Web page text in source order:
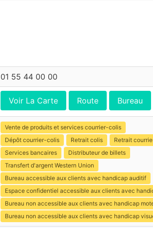
01 55 44 00 00
Voir La Carte Route Bureau
Vente de produits et services courrier-colis
Dépôt courrier-colis
Retrait colis
Retrait
Services bancaires
Distributeur de billets
Transfert d'argent Western Union
Bureau accessible aux clients avec handicap auditif
Espace confidentiel accessible aux clients avec
Bureau non accessible aux clients avec handicap
Bureau non accessible aux clients avec handicap